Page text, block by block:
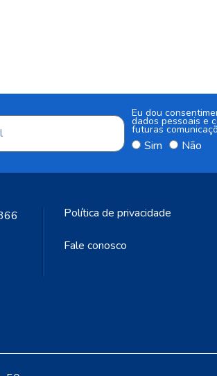
Eu dou
dados pessoais e
futuras
Sim Não
Política de privacidade
Fale conosco